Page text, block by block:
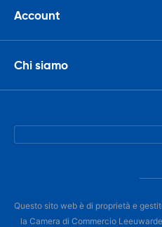
Account
Chi siamo
Questo sito web è di proprietà e
la Camera di Commercio